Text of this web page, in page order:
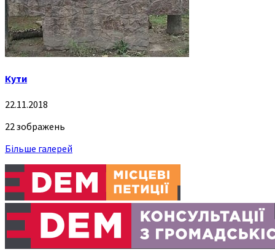
Кути
22.11.2018
22 зображень
Більше галерей